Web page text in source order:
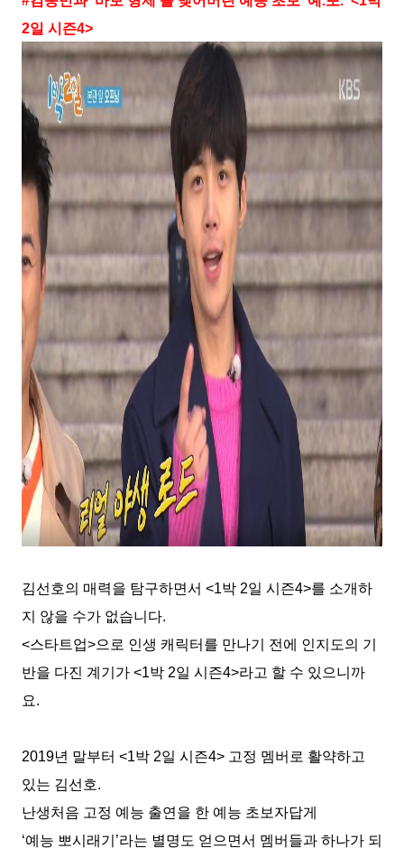
2일 시즌4>
김선호의 매력을 탐구하면서 <1박 2일 시즌4>를 소개하
지 않을 수가 없습니다.
<스타트업>으로 인생 캐릭터를 만나기 전에 인지도의 기
반을 다진 계기가 <1박 2일 시즌4>라고 할 수 있으니까
요.
2019년 말부터 <1박 2일 시즌4> 고정 멤버로 활약하고
있는 김선호.
난생처음 고정 예능 출연을 한 예능 초보자답게
‘예능 뽀시래기 ’라는 별명도 얻으면서 멤버들과 하나가 되